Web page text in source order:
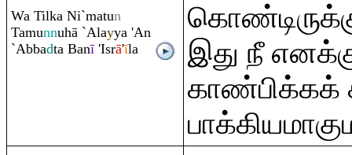
Wa Tilka Ni`matun
Tamunnuhā `Alayya 'An
`Abbadta Banī'Isrā'īla
இது நீ
காண்பிக்கக்